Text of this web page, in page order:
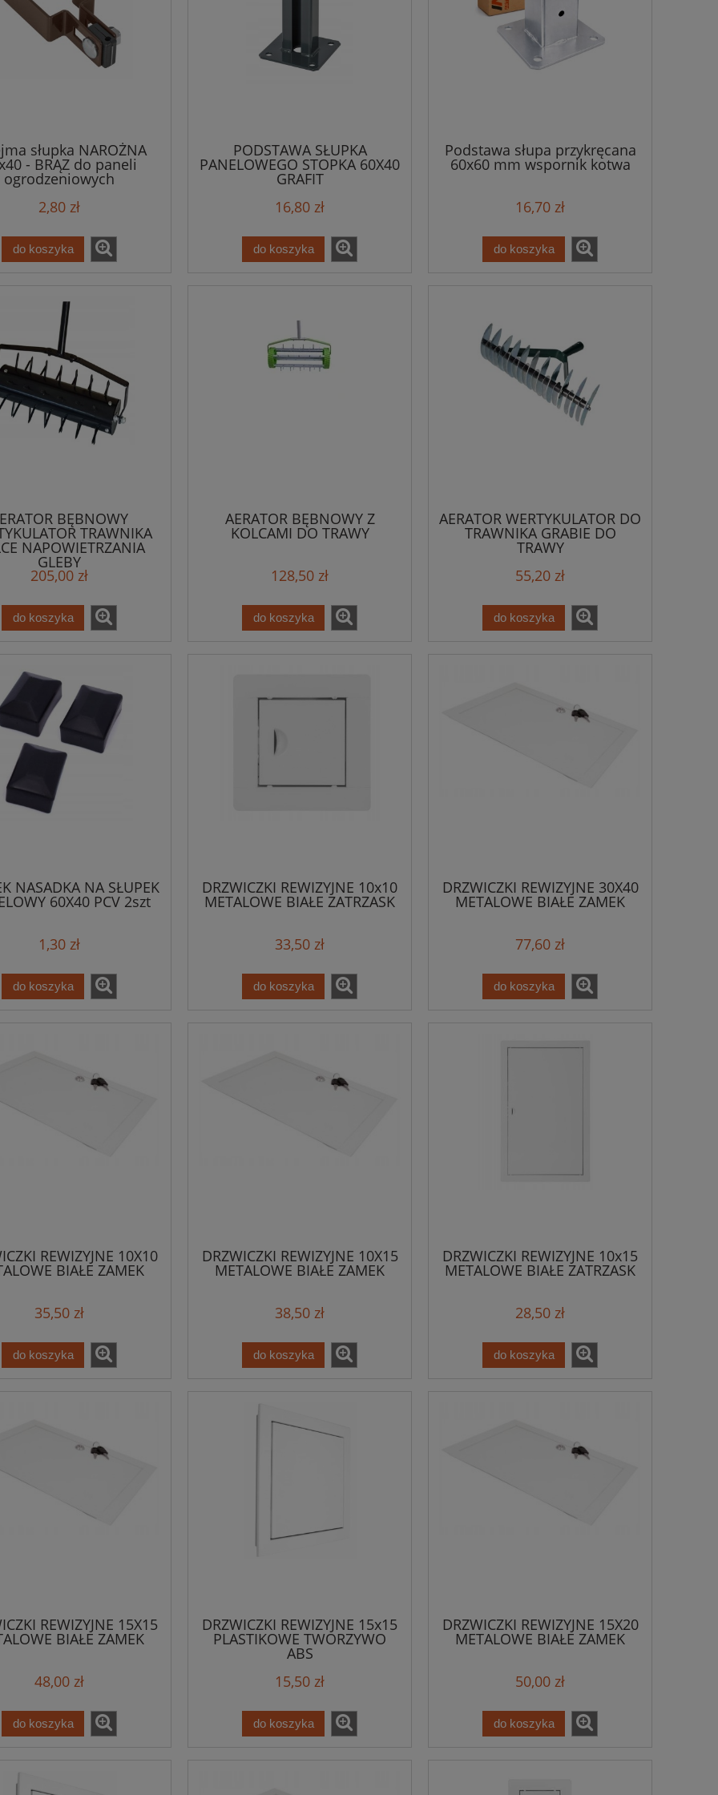
słupka NAROŻNA
- BRĄZ do paneli
ogrodzeniowych
2,80 zł
do koszyka
PODSTAWA SŁUPKA
PANELOWEGO STOPKA 60X40
GRAFIT
16,80 zł
do koszyka
Podstawa słupa przykręcana
60x60 mm wspornik kotwa
16,70 zł
do koszyka
BĘBNOWY
TRAWNIKA
NAPOWIETRZANIA
GLEBY
205,00 zł
do koszyka
AERATOR BĘBNOWY Z
KOLCAMI DO TRAWY
128,50 zł
do koszyka
AERATOR WERTYKULATOR DO
TRAWNIKA GRABIE DO
TRAWY
55,20 zł
do koszyka
NASADKA NA SŁUPEK
60X40 PCV 2szt
1,30 zł
do koszyka
DRZWICZKI REWIZYJNE 10x10
METALOWE BIAŁE ZATRZASK
33,50 zł
do koszyka
DRZWICZKI REWIZYJNE 30X40
METALOWE BIAŁE ZAMEK
77,60 zł
do koszyka
REWIZYJNE 10X10
BIAŁE ZAMEK
35,50 zł
do koszyka
DRZWICZKI REWIZYJNE 10X15
METALOWE BIAŁE ZAMEK
38,50 zł
do koszyka
DRZWICZKI REWIZYJNE 10x15
METALOWE BIAŁE ZATRZASK
28,50 zł
do koszyka
REWIZYJNE 15X15
BIAŁE ZAMEK
48,00 zł
do koszyka
DRZWICZKI REWIZYJNE 15x15
PLASTIKOWE TWORZYWO
ABS
15,50 zł
do koszyka
DRZWICZKI REWIZYJNE 15X20
METALOWE BIAŁE ZAMEK
50,00 zł
do koszyka